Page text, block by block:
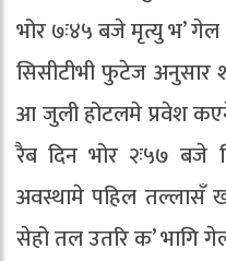
भोर ७ः४५ बजे मृत्यु भ’ गेल
सिसीटीभी फुटेज अनुसार
आ जुली होटलमे प्रवेश
रैब दिन भोर २ः५७
अवस्थामे पहिल
सेहो तल उतरि क’ भागि